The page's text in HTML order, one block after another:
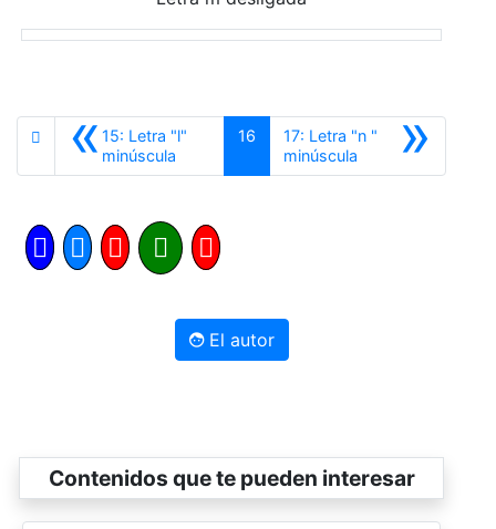
«15: Letra "l"
minúscula
16 »
17: Letra "n "
minúsculaSiguiente
El autor
Contenidos que te pueden interesar